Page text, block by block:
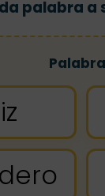
palabra a